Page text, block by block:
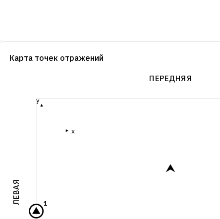
Карта точек отражений
ПЕРЕДНЯЯ
ЛЕВАЯ
x
y
1